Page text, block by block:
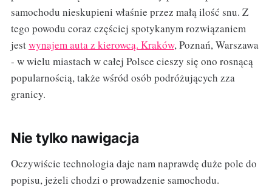
samochodu nieskupieni właśnie przez małą ilość snu. Z
tego powodu coraz częściej spotykanym rozwiązaniem
jestwynajem auta z kierowcą. Kraków, Poznań, Warszawa
- w wielu miastach w całej Polsce cieszy się ono rosnącą
popularnością, także wśród osób podróżujących zza
granicy.
Nie tylko nawigacja
Oczywiście technologia daje nam naprawdę duże pole do
popisu, jeżeli chodzi o prowadzenie samochodu.